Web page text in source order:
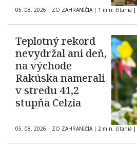
05. 08. 2026 | ZO ZAHRANIČIA | 1 min. čítania |
Teplotný rekord
nevydržal ani deň,
na východe
Rakúska namerali
v stredu 41,2
stupňa Celzia
05. 08. 2026 | ZO ZAHRANIČIA | 2 min. čítania |